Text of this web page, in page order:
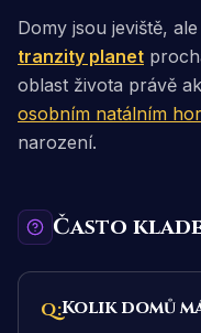
Domy jsou jeviště,
tranzity planet
oblast života právě
osobním natálním
narození.
Často
Q:Kolik domů